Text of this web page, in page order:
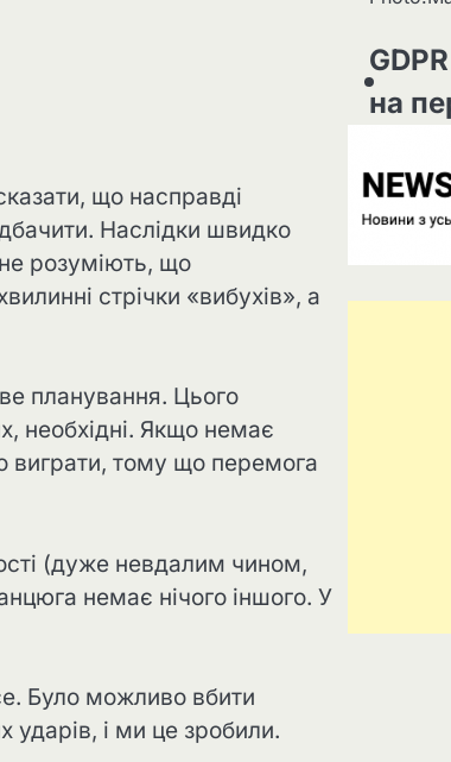
що насправді
Наслідки швидко
розуміють, що
стрічки «вибухів», а
планування. Цього
необхідні. Якщо немає
виграти, тому що перемога
(дуже невдалим чином,
немає нічого іншого. У
Було можливо вбити
ударів, і ми це зробили.
на